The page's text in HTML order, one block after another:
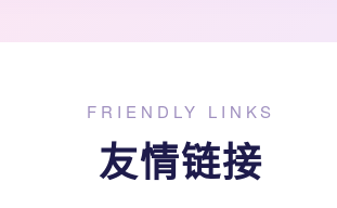
FRIENDLY LINKS
友情链接